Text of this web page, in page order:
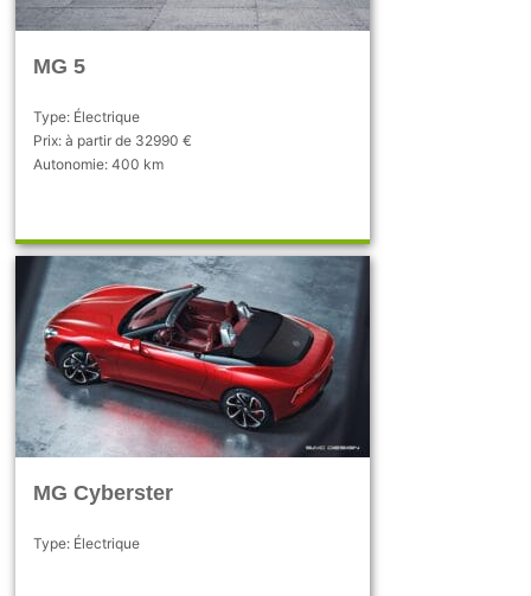
MG 5
Type: Électrique
Prix: à partir de 32990 €
Autonomie: 400 km
MG Cyberster
Type: Électrique